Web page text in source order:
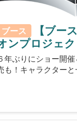
ブース
【ブー
ンプロジェク
年ぶりにショー開
も！キャラクターと